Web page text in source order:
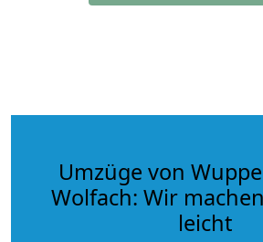
Umzüge von
Wolfach: Wir
leicht